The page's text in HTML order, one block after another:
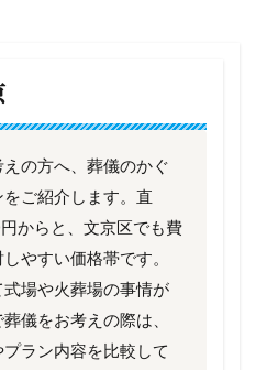
の方へ、葬儀のかぐ
ご紹介します。直
からと、文京区でも費
やすい価格帯です。
場や火葬場の事情が
儀をお考えの際は、
ラン内容を比較して